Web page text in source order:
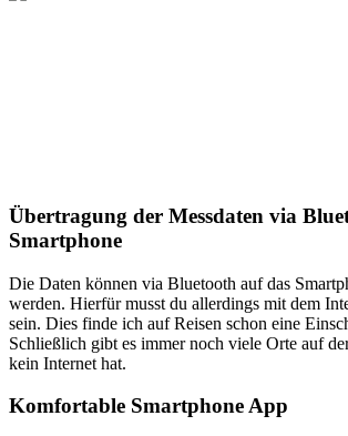
Übertragung der Messdaten via
Smartphone
Die Daten können via Bluetooth auf das
werden. Hierfür musst du allerdings mit dem
sein. Dies finde ich auf Reisen schon eine
Schließlich gibt es immer noch viele Orte auf
kein Internet hat.
Komfortable Smartphone App